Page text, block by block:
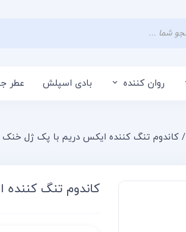
روان کننده بادی اسپلش عطر
/ کاندوم تنگ کننده ایکس دریم با پک ژل
کاندوم تنگ